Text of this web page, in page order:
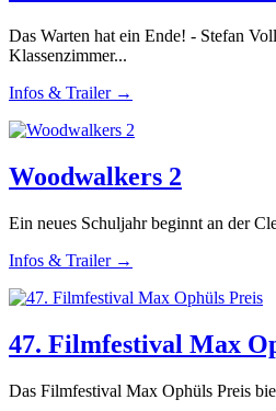
Das Warten hat ein Ende! - Stefan
Klassenzimmer...
Infos & Trailer →
Woodwalkers 2
Ein neues Schuljahr beginnt an der
Infos & Trailer →
47. Filmfestival Max
Das Filmfestival Max Ophüls Preis